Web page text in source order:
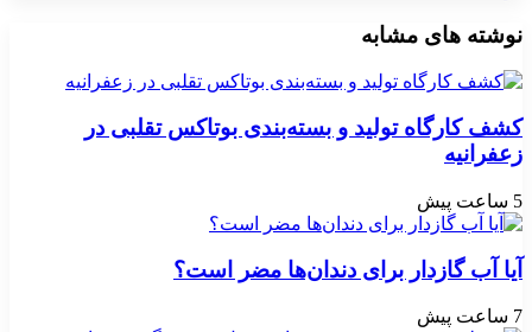
نوشته های مشابه
کشف کارگاه تولید و بسته‌بندی بوتاکس تقلبی در
زعفرانیه
5 ساعت پیش
آیا آب گازدار برای دندان‌ها مضر است؟
7 ساعت پیش